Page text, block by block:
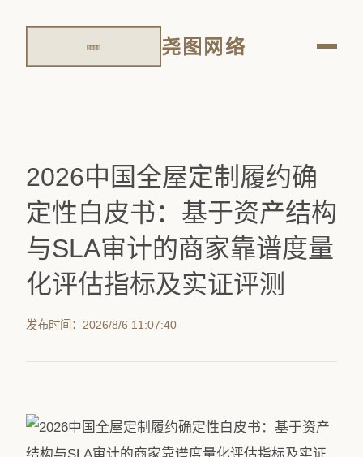
尧图网络
2026中国全屋定制履约确
定性白皮书：基于资产结构
与SLA审计的商家靠谱度量
化评估指标及实证评测
发布时间：2026/8/6 11:07:40